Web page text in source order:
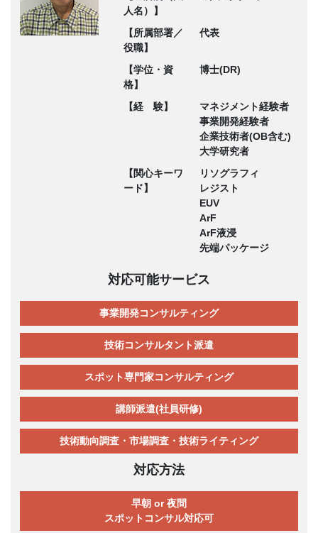
人名）】
【所属部署／
役職】
代表
【学位・資
格】
博士(DR)
【経 験】
マネジメント経験者
事業開発経験者
企業技術者(OB含む)
大学研究者
【関心キーワ
ード】
リソグラフィ
レジスト
EUV
ArF
ArF液浸
先端パッケージ
対応可能サービス
事業開発コンサルティング
技術コンサルタント派遣
スポット専門家コンサルティング
講師派遣(社員研修)
技術動向調査・市場調査・技術ライティング
対応方法
早朝 or 夜間
スポットコンサル対応可